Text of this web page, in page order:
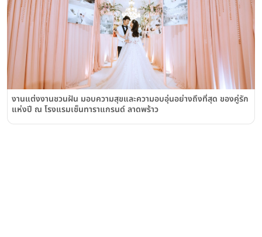
งานแต่งงานชวนฝัน มอบความสุขและความอบอุ่นอย่างถึงที่สุด ของคู่รัก
แห่งปี ณ โรงแรมเซ็นทาราแกรนด์ ลาดพร้าว